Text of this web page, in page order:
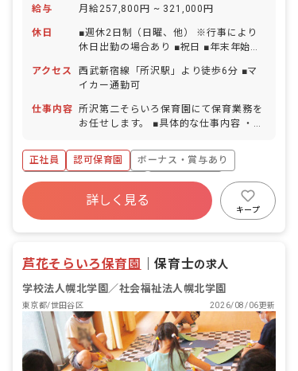
給与 月給257,800円 ~ 321,000円
休日
■週休2日制（日曜、他） ※行事により
休日出勤の場合あり ■祝日 ■年末年始休
有給休暇（半日単位での取得可／5日以
上の連休相談OK）※6カ月経過後に10日
付与 ■産前産後・育児休暇 ※取得実績
あり／法人例年20名程度、産育休取得後
護休暇※取得実績あり ※年間休日117日
（有休は別途付与）
アクセス
西武新宿線「所沢駅」より徒歩6分 ■マ
イカー通勤可
仕事内容 所沢第二そらいろ保育園にて保育業務を
お任せします。 ■具体的な仕事内容 ・0
正社員
認可保育園
ボーナス・賞与あり
寮・住宅・家賃補助あり
社会保険完備
福利厚生充実
退職金制度
詳しく見る
キープ
芦花そらいろ保育園 ｜保育士の求人
学校法人幌北学園／社会福祉法人幌北学園
東京都/世田谷区 2026/08/06更新